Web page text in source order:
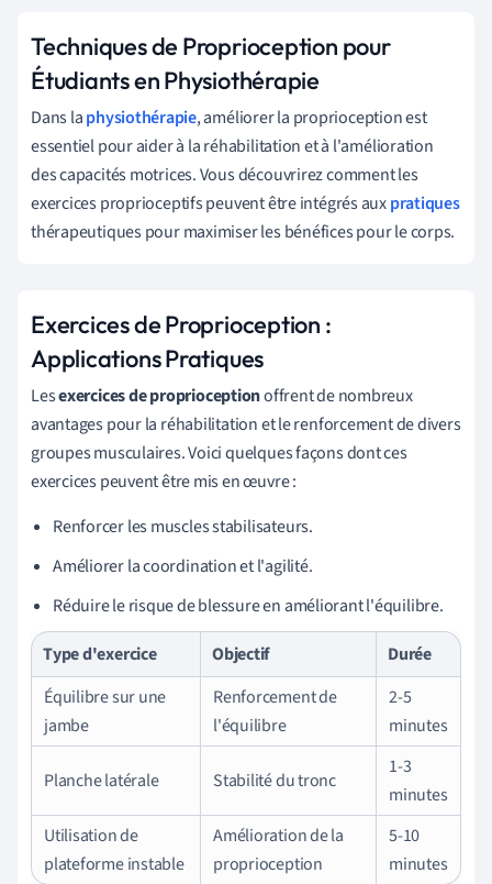
Techniques de Proprioception pour
Étudiants en Physiothérapie
Dans laphysiothérapie, améliorer la proprioception est
essentiel pour aider à la réhabilitation et à l'amélioration
des capacités motrices. Vous découvrirez comment les
exercices proprioceptifs peuvent être intégrés auxpratiques
thérapeutiques pour maximiser les bénéfices pour le corps.
Exercices de Proprioception :
Applications Pratiques
Lesexercices de proprioceptionoffrent de nombreux
avantages pour la réhabilitation et le renforcement de divers
groupes musculaires. Voici quelques façons dont ces
exercices peuvent être mis en œuvre :
Renforcer les muscles stabilisateurs.
Améliorer la coordination et l'agilité.
Réduire le risque de blessure en améliorant l'équilibre.
Type d'exercice
Objectif
Durée
Équilibre sur une
jambe
Renforcement de
l'équilibre
2-5
minutes
Planche latérale Stabilité du tronc
1-3
minutes
Utilisation de
plateforme instable
Amélioration de la
proprioception
5-10
minutes